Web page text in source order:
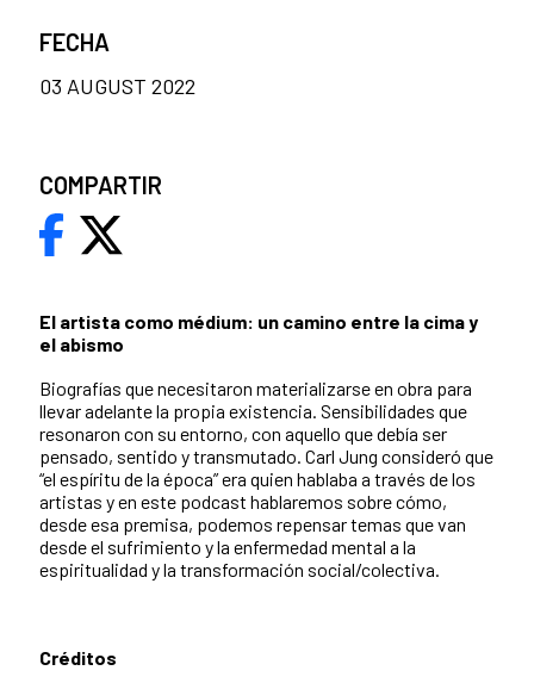
El artista como médium: un camino entre la cima y
el abismo
Biografías que necesitaron materializarse en obra para
llevar adelante la propia existencia. Sensibilidades que
resonaron con su entorno, con aquello que debía ser
pensado, sentido y transmutado. Carl Jung consideró que
“el espíritu de la época” era quien hablaba a través de los
artistas y en este podcast hablaremos sobre cómo,
desde esa premisa, podemos repensar temas que van
desde el sufrimiento y la enfermedad mental a la
espiritualidad y la transformación social/colectiva.
Créditos
FECHA
03 AUGUST 2022
COMPARTIR